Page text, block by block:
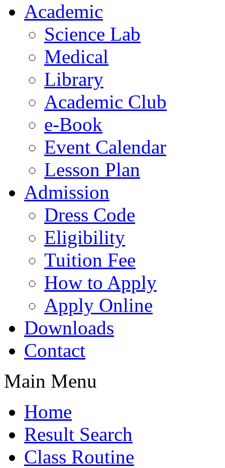
Academic
Science Lab
Medical
Library
Academic Club
e-Book
Event Calendar
Lesson Plan
Admission
Dress Code
Eligibility
Tuition Fee
How to Apply
Apply Online
Downloads
Contact
Main Menu
Home
Result Search
Class Routine